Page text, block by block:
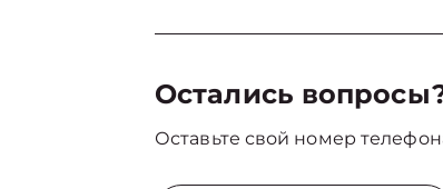
Остались
Оставьте свой номер